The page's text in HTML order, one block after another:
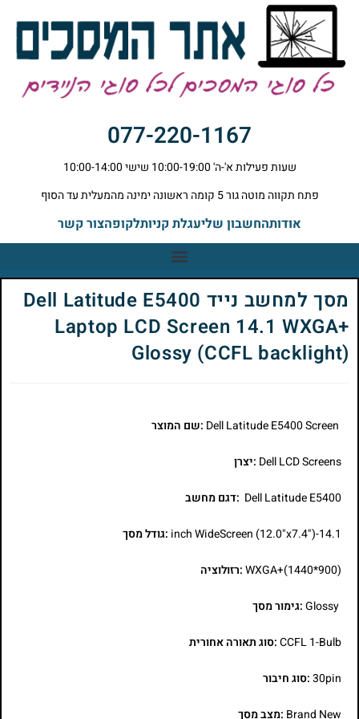
077-220-1167
שעות פעילות א'-ה' 10:00-19:00 שישי 10:00-14:00
פתח תקווה מוטה גור 5 קומה ראשונה ימינה מהמעלית עד הסוף
אודותהחשבון שליעגלת קניותלקופהצור קשר
מסך למחשב נייד Dell Latitude E5400
Laptop LCD Screen 14.1 WXGA+
Glossy (CCFL backlight)
:שם המוצר
Dell LCD Screens :יצרן
Dell Latitude E5400 :דגם מחשב
14.1-inch WideScreen (12.0"x7.4") :גודל מסך
WXGA+(1440*900):רזולוציה
Glossy:גימור מסך
CCFL 1-Bulb:סוג תאורה אחורית
30pin:סוג חיבור
Brand New :מצב מסך